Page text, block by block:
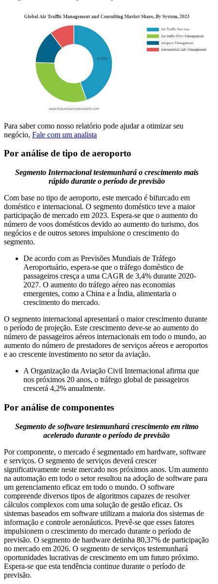
Para saber como nosso relatório pode ajudar a otimizar seu
negócio, Fale com um analista
Por análise de tipo de aeroporto
Segmento Internacional testemunhará o crescimento mais
rápido durante o período de previsão
Com base no tipo de aeroporto, este mercado é bifurcado em
doméstico e internacional. O segmento doméstico teve a maior
participação de mercado em 2023. Espera-se que o aumento do
número de voos domésticos devido ao aumento do turismo, dos
negócios e de outros setores impulsione o crescimento do
segmento.
De acordo com as Previsões Mundiais de Tráfego
Aeroportuário, espera-se que o tráfego doméstico de
passageiros cresça a uma CAGR de 3,4% durante 2020-
2027. O aumento do tráfego aéreo nas economias
emergentes, como a China e a Índia, alimentaria o
crescimento do mercado.
O segmento internacional apresentará o maior crescimento durante
o período de projeção. Este crescimento deve-se ao aumento do
número de passageiros aéreos internacionais em todo o mundo, ao
aumento do número de prestadores de serviços aéreos e aeroportos
e ao crescente investimento no setor da aviação.
A Organização da Aviação Civil Internacional afirma que
nos próximos 20 anos, o tráfego global de passageiros
crescerá 4,2% anualmente.
Por análise de componentes
Segmento de software testemunhará crescimento em ritmo
acelerado durante o período de previsão
Por componente, o mercado é segmentado em hardware, software
e serviços. O segmento de serviços deverá crescer
significativamente neste mercado nos próximos anos. Um aumento
na automação em todo o setor resultou na adoção de software para
um gerenciamento eficaz em todo o mundo. O software
compreende diversos tipos de algoritmos capazes de resolver
cálculos complexos com uma solução de gestão eficaz. Os
sistemas baseados em software utilizam a maioria dos sistemas de
informação e controle aeronáuticos. Prevê-se que esses fatores
impulsionem o crescimento do mercado durante o período de
previsão. O segmento de hardware detinha 80,37% de participação
no mercado em 2026. O segmento de serviços testemunhará
oportunidades lucrativas de crescimento em um futuro próximo.
Espera-se que esta tendência continue durante o período de
previsão.